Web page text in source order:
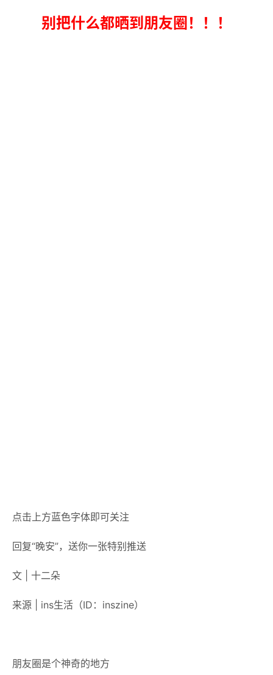
别把什么都晒到朋友圈！！！
点击上方蓝色字体即可关注
回复“晚安”，送你一张特别推送
文 | 十二朵
来源 | ins生活（ID： inszine）
朋友圈是个神奇的地方